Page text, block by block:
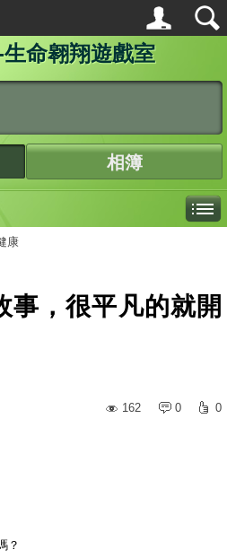
命翱翔遊戲室
相簿
康
事，很平凡的就開
162
0 0
？